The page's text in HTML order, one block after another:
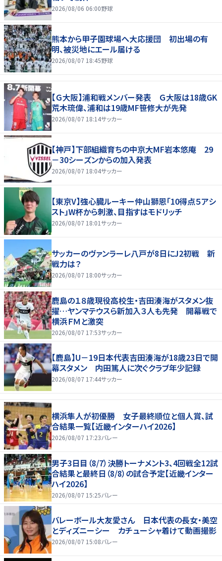
2026/08/06 06:00野球
熊本から甲子園球場へ大応援団 初出場の有
明、被災地にエール届ける
2026/08/07 18:45野球
【Ｇ大阪】浦和戦メンバー発表 Ｇ大阪は18歳GK
荒木琉偉、浦和は19歳MF笹修大が先発
2026/08/07 18:14サッカー
【神戸】下部組織育ちの中京大MF岩本悠庵 29
－30シーズンからの加入発表
2026/08/07 18:04サッカー
【東京V】強心臓ルーキー仲山獅恩「10得点５アシ
スト」W杯から刺激、目指すはモドリッチ
2026/08/07 18:01サッカー
サッカーのヴァンラーレ八戸が8日にJ2初戦 新
戦力は？
2026/08/07 18:00サッカー
鹿島の１８歳現役高校生・吉田湊海がスタメン抜
擢…ヤンマテウスら新加入３人も先発 開幕戦で
横浜ＦＭと激突
2026/08/07 17:53サッカー
【鹿島】U－19日本代表吉田湊海が18歳23日で開
幕スタメン 内田篤人に次ぐクラブ年少記録
2026/08/07 17:44サッカー
横浜隼人が初優勝 女子最終順位と個人賞、試
合結果一覧【近畿インターハイ2026】
2026/08/07 17:23バレー
男子3日目（8/7）決勝トーナメント3、4回戦全12試
合結果と最終日（8/8）の試合予定【近畿インター
ハイ2026】
2026/08/07 15:25バレー
バレーボール大友愛さん 日本代表の長女・美空
とディズニーシー カチューシャ着けて動画撮影
2026/08/07 15:08バレー